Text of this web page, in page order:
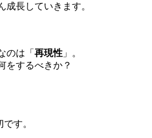
長していきます。
のは「 再現性 」。
をするべきか？
す。